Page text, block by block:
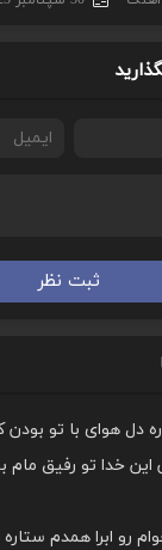
ثبت نظر
دل هوای با تو
این خدا تو رفیق
رو ابرا همدم